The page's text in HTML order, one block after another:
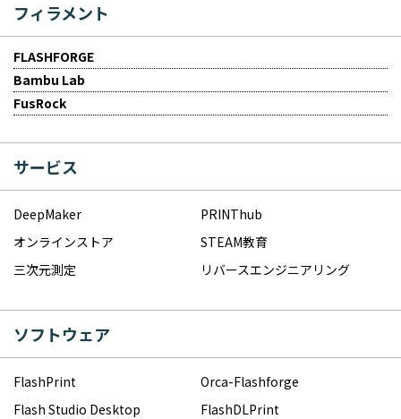
フィラメント
FLASHFORGE
Bambu Lab
FusRock
サービス
DeepMaker
PRINThub
オンラインストア
STEAM教育
三次元測定
リバースエンジニアリング
ソフトウェア
FlashPrint
Orca-Flashforge
Flash Studio Desktop
FlashDLPrint